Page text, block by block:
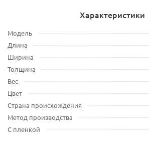
Характеристики
Модель
Длина
Ширина
Толщина
Вес
Цвет
Страна происхождения
Метод производства
С пленкой